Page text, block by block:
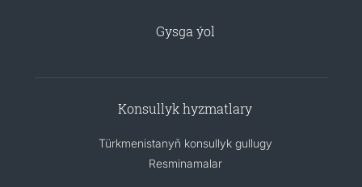
Gysga ýol
Konsullyk hyzmatlary
Türkmenistanyň konsullyk gullugy
Resminamalar